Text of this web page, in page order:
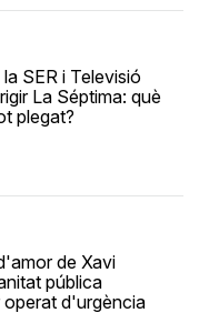
SER i Televisió
La Séptima: què
plegat?
de Xavi
pública
operat d'urgència